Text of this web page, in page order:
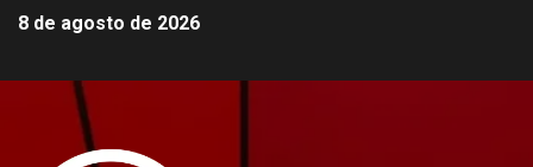
8 de agosto de 2026